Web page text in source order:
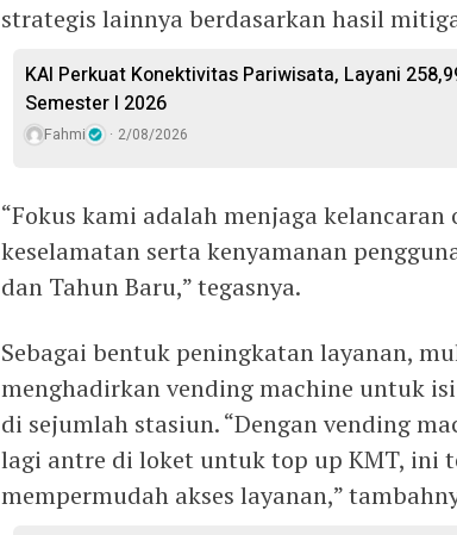
strategis lainnya berdasarkan hasil
KAI Perkuat Konektivitas Pariwisata, Layani
Semester I 2026
Fahmi 2/08/2026
“Fokus kami adalah menjaga
keselamatan serta kenyamanan
dan Tahun Baru,” tegasnya.
Sebagai bentuk peningkatan layanan,
menghadirkan vending machine untuk
di sejumlah stasiun. “Dengan vending
lagi antre di loket untuk top up KMT, ini
mempermudah akses layanan,”